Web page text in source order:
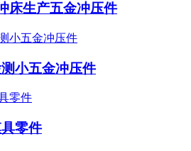
床生产五金冲压件
小五金冲压件
零件